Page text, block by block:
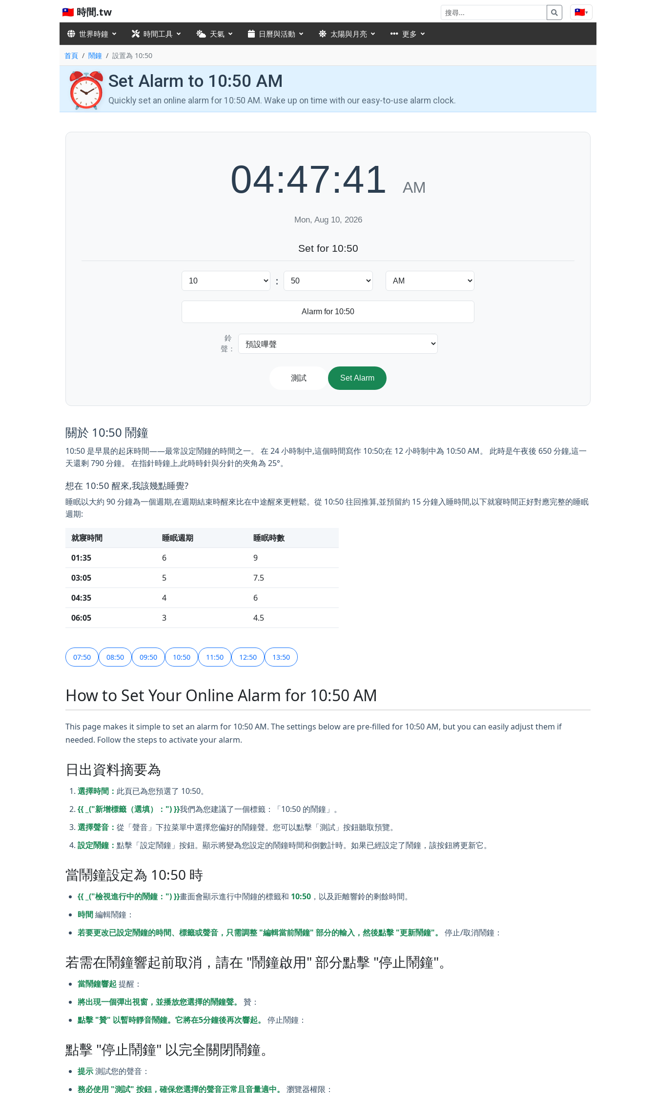
🇹🇼 時間.tw 🇹🇼▾
世界時鐘 時間工具 天氣 日曆與活動 太陽與月亮 更多
首頁 鬧鐘 設置為 10:50
⏰ Set Alarm to 10:50 AM
Quickly set an online alarm for 10:50 AM. Wake up on time with our easy-to-use alarm clock.
04:47:42 AM
Mon, Aug 10, 2026
Set for 10:50
:
鈴
聲：
測試 Set Alarm
關於 10:50 鬧鐘
10:50 是早晨的起床時間——最常設定鬧鐘的時間之一。 在 24 小時制中,這個時間寫作 10:50;在 12 小時制中為 10:50 AM。 此時是午夜後 650 分鐘,這一
天還剩 790 分鐘。 在指針時鐘上,此時時針與分針的夾角為 25°。
想在 10:50 醒來,我該幾點睡覺?
睡眠以大約 90 分鐘為一個週期,在週期結束時醒來比在中途醒來更輕鬆。從 10:50 往回推算,並預留約 15 分鐘入睡時間,以下就寢時間正好對應完整的睡眠
週期:
就寢時間 睡眠週期
睡眠時數
01:35
6
9
03:05
5
7.5
04:35
4
6
06:05
3 4.5
07:50 08:50 09:50 10:50 11:50 12:50 13:50
How to Set Your Online Alarm for 10:50 AM
This page makes it simple to set an alarm for 10:50 AM. The settings below are pre-filled for 10:50 AM, but you can easily adjust them if
needed. Follow the steps to activate your alarm.
日出資料摘要為
選擇時間： 此頁已為您預選了 10:50。
{{ _("新增標籤（選填）：") }}我們為您建議了一個標籤：「10:50 的鬧鐘」。
選擇聲音： 從「聲音」下拉菜單中選擇您偏好的鬧鐘聲。您可以點擊「測試」按鈕聽取預覽。
設定鬧鐘： 點擊「設定鬧鐘」按鈕。顯示將變為您設定的鬧鐘時間和倒數計時。如果已經設定了鬧鐘，該按鈕將更新它。
當鬧鐘設定為 10:50 時
{{ _("檢視進行中的鬧鐘：") }}畫面會顯示進行中鬧鐘的標籤和 10:50 ，以及距離響鈴的剩餘時間。
時間編輯鬧鐘：
若要更改已設定鬧鐘的時間、標籤或聲音，只需調整 "編輯當前鬧鐘" 部分的輸入，然後點擊 "更新鬧鐘"。
停止/取消鬧鐘：
若需在鬧鐘響起前取消，請在 "鬧鐘啟用" 部分點擊 "停止鬧鐘"。
當鬧鐘響起 提醒：
將出現一個彈出視窗，並播放您選擇的鬧鐘聲。
贊：
點擊 "贊" 以暫時靜音鬧鐘。它將在5分鐘後再次響起。
停止鬧鐘：
點擊 "停止鬧鐘" 以完全關閉鬧鐘。
提示測試您的聲音：
務必使用 "測試" 按鈕，確保您選擇的聲音正常且音量適中。
瀏覽器權限：